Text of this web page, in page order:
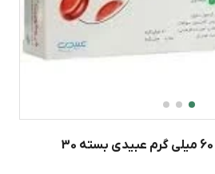
کپسول فروفورت گاین 60 میلی گرم عبیدی بسته 30